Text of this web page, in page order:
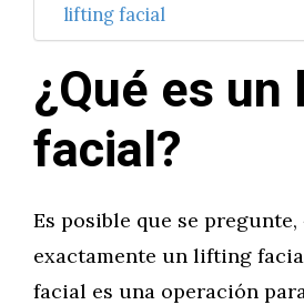
lifting facial
¿Qué es
facial?
Es posible que se pregunte,
exactamente un lifting
facial es una operación